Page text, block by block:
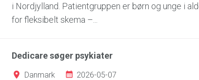
i Nordjylland. Patientgruppen er børn og unge i
for fleksibelt skema –...
Dedicare søger psykiater
Danmark 2026-05-07